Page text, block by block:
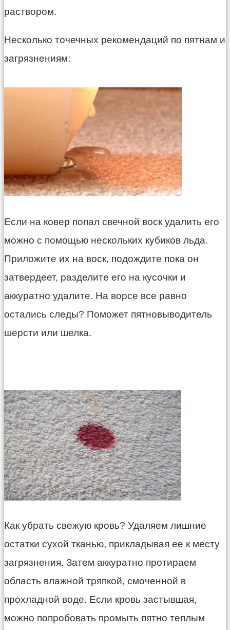
раствором.
Несколько точечных рекомендаций по пятнам и
загрязнениям:
Если на ковер попал свечной воск удалить его
можно с помощью нескольких кубиков льда.
Приложите их на воск, подождите пока он
затвердеет, разделите его на кусочки и
аккуратно удалите. На ворсе все равно
остались следы? Поможет пятновыводитель
шерсти или шелка.
Как убрать свежую кровь? Удаляем лишние
остатки сухой тканью, прикладывая ее к месту
загрязнения. Затем аккуратно протираем
область влажной тряпкой, смоченной в
прохладной воде. Если кровь застывшая,
можно попробовать промыть пятно теплым